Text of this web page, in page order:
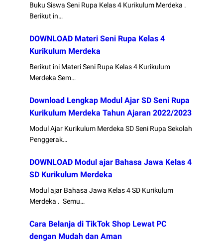
Buku Siswa Seni Rupa Kelas 4 Kurikulum Merdeka .
Berikut in…
DOWNLOAD Materi Seni Rupa Kelas 4
Kurikulum Merdeka
Berikut ini Materi Seni Rupa Kelas 4 Kurikulum
Merdeka Sem…
Download Lengkap Modul Ajar SD Seni Rupa
Kurikulum Merdeka Tahun Ajaran 2022/2023
Modul Ajar Kurikulum Merdeka SD Seni Rupa Sekolah
Penggerak…
DOWNLOAD Modul ajar Bahasa Jawa Kelas 4
SD Kurikulum Merdeka
Modul ajar Bahasa Jawa Kelas 4 SD Kurikulum
Merdeka . Semu…
Cara Belanja di TikTok Shop Lewat PC
dengan Mudah dan Aman